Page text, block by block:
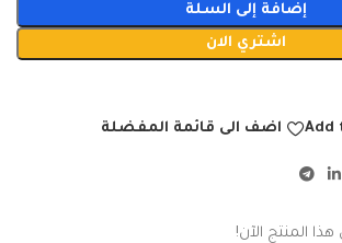
إضافة إلى السلة
اشتري الان
Add اضف الى قائمة المفضلة
المنتج الآن!